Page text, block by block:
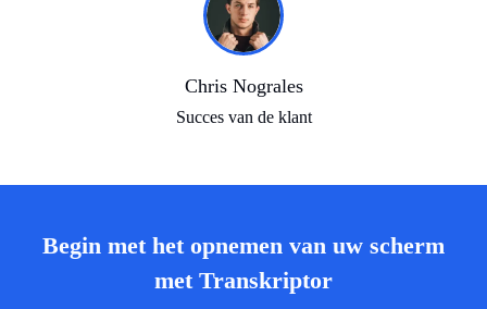
Chris Nograles
Succes van de klant
Begin met het opnemen van uw scherm
met Transkriptor